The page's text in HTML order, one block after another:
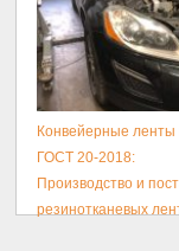
Конвейерные ленты
ГОСТ 20-2018:
Производство и
резинотканевых